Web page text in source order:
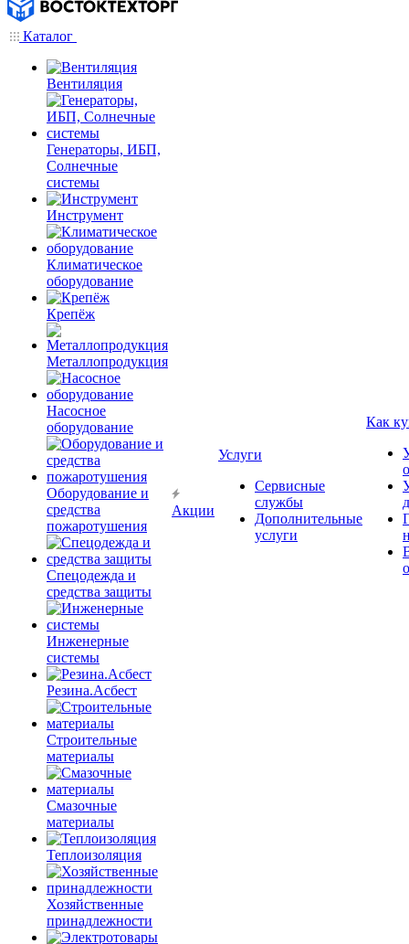
Каталог
Вентиляция
Генераторы, ИБП,
Солнечные
системы
Инструмент
Климатическое
оборудование
Крепёж
Металлопродукция
Насосное
оборудование
Оборудование и
средства
пожаротушения
Спецодежда и
средства защиты
Инженерные
системы
Резина.Асбест
Строительные
материалы
Смазочные
материалы
Теплоизоляция
Хозяйственные
принадлежности
Акции
Услуги
Сервисные
службы
Дополнительные
услуги
Как